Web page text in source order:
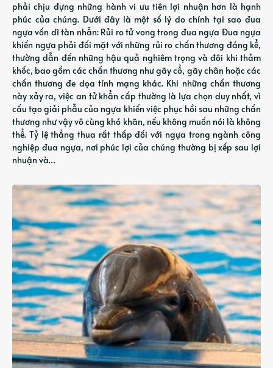
phải chịu đựng những hành vi ưu tiên lợi nhuận hơn là hạnh
phúc của chúng. Dưới đây là một số lý do chính tại sao đua
ngựa vốn dĩ tàn nhẫn: Rủi ro tử vong trong đua ngựa Đua ngựa
khiến ngựa phải đối mặt với những rủi ro chấn thương đáng kể,
thường dẫn đến những hậu quả nghiêm trọng và đôi khi thảm
khốc, bao gồm các chấn thương như gãy cổ, gãy chân hoặc các
chấn thương đe dọa tính mạng khác. Khi những chấn thương
này xảy ra, việc an tử khẩn cấp thường là lựa chọn duy nhất, vì
cấu tạo giải phẫu của ngựa khiến việc phục hồi sau những chấn
thương như vậy vô cùng khó khăn, nếu không muốn nói là không
thể. Tỷ lệ thắng thua rất thấp đối với ngựa trong ngành công
nghiệp đua ngựa, nơi phúc lợi của chúng thường bị xếp sau lợi
nhuận và…